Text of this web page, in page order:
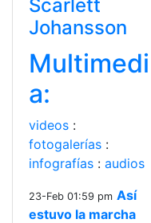
Scarlett
Johansson
Multimedi
a:
videos :
fotogalerías :
infografías : audios
23-Feb 01:59 pm Así
estuvo la marcha